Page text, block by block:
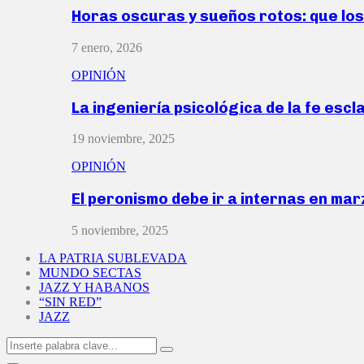
Horas oscuras y sueños rotos: que
7 enero, 2026
OPINIÓN
La ingeniería psicológica de la fe
19 noviembre, 2025
OPINIÓN
El peronismo debe ir a internas en
5 noviembre, 2025
LA PATRIA SUBLEVADA
MUNDO SECTAS
JAZZ Y HABANOS
“SIN RED”
JAZZ
Search
for:
Search